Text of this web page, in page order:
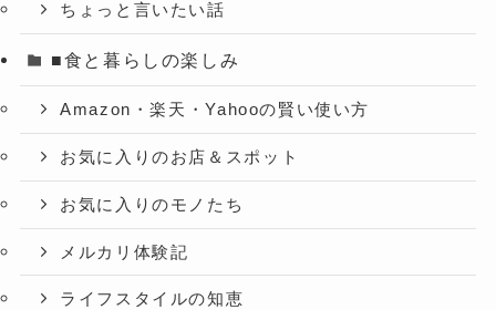
ちょっと言いたい話
■食と暮らしの楽しみ
Amazon・楽天・Yahooの賢い使い方
お気に入りのお店＆スポット
お気に入りのモノたち
メルカリ体験記
ライフスタイルの知恵